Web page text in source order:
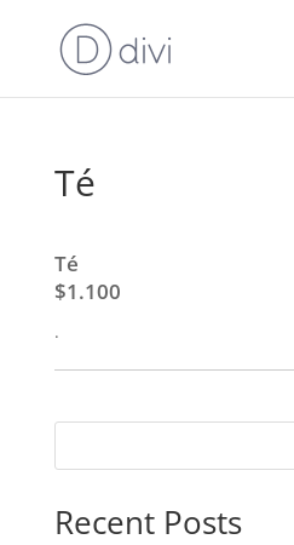
Té
Té
$1.100
.
Recent Posts